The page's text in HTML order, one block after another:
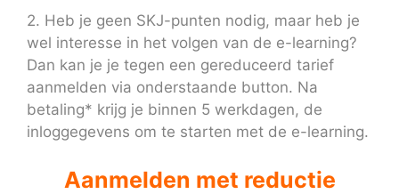
2. Heb je geen SKJ-punten nodig, maar heb je
wel interesse in het volgen van de e-learning?
Dan kan je je tegen een gereduceerd tarief
aanmelden via onderstaande button. Na
betaling* krijg je binnen 5 werkdagen, de
inloggegevens om te starten met de e-learning.
Aanmelden met reductie